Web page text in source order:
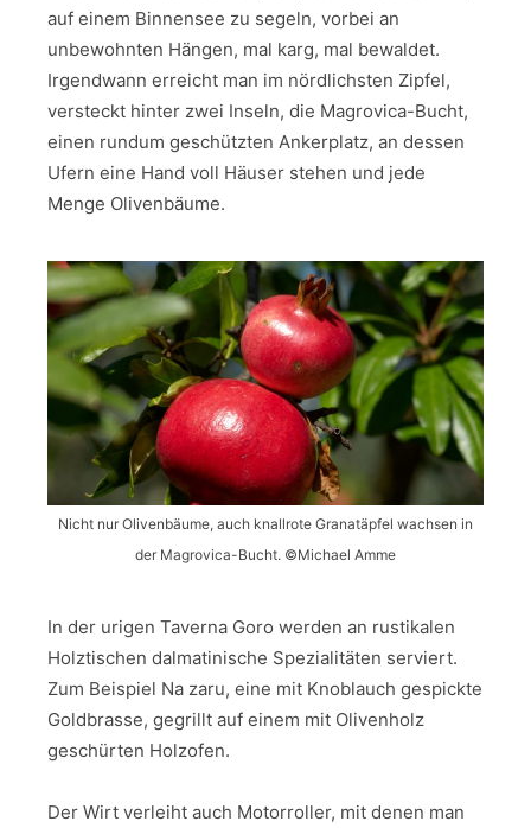
auf einem Binnensee zu segeln, vorbei an
unbewohnten Hängen, mal karg, mal bewaldet.
Irgendwann erreicht man im nördlichsten Zipfel,
versteckt hinter zwei Inseln, die Magrovica-Bucht,
einen rundum geschützten Ankerplatz, an dessen
Ufern eine Hand voll Häuser stehen und jede
Menge Olivenbäume.
Nicht nur Olivenbäume, auch knallrote Granatäpfel wachsen in
der Magrovica-Bucht. ©Michael Amme
In der urigen Taverna Goro werden an rustikalen
Holztischen dalmatinische Spezialitäten serviert.
Zum Beispiel Na zaru, eine mit Knoblauch gespickte
Goldbrasse, gegrillt auf einem mit Olivenholz
geschürten Holzofen.
Der Wirt verleiht auch Motorroller, mit denen man